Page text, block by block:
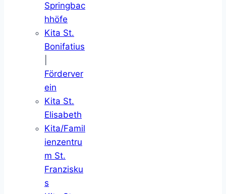
Springbac
hhöfe
Kita St.
Bonifatius
Förderver
ein
Kita St.
Elisabeth
Kita/Famil
ienzentru
m St.
Franzisku
s